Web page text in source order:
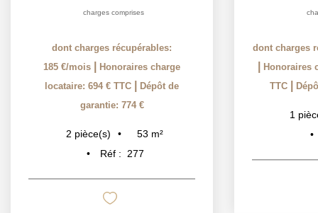
charges comprises
dont charges récupérables:
185 €/mois
Honoraires charge
locataire: 694 € TTC
Dépôt de
garantie: 774 €
2 pièce(s) 53 m²
Réf :
277
dont charges
Honoraires
TTC
1